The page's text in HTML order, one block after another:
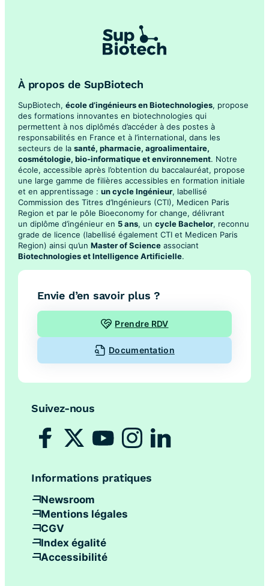
À propos de SupBiotech
SupBiotech, école d’ingénieurs en Biotechnologies, propose
des formations innovantes en biotechnologies qui
permettent à nos diplômés d’accéder à des postes à
responsabilités en France et à l’international, dans les
secteurs de la santé, pharmacie, agroalimentaire,
cosmétologie, bio-informatique et environnement. Notre
école, accessible après l’obtention du baccalauréat, propose
une large gamme de filières accessibles en formation initiale
et en apprentissage : un cycle Ingénieur, labellisé
Commission des Titres d’Ingénieurs (CTI), Medicen Paris
Region et par le pôle Bioeconomy for change, délivrant
un diplôme d’ingénieur en 5 ans, un cycle Bachelor, reconnu
grade de licence (labellisé également CTI et Medicen Paris
Region) ainsi qu’un Master of Science associant
Biotechnologies et Intelligence Artificielle.
Envie d’en savoir plus ?
Prendre RDV
Documentation
Suivez-nous
Informations pratiques
Newsroom
Mentions légales
CGV
Index égalité
Accessibilité